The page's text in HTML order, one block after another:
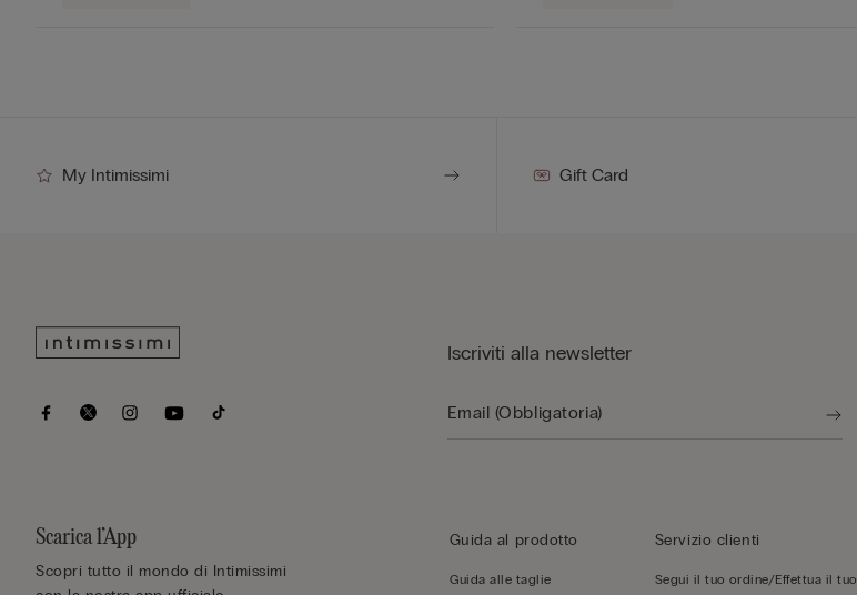
My Intimissimi Gift Card
Scarica l’App
Scopri tutto il mondo di Intimissimi
Iscriviti alla newsletter
Guida al prodotto
Guida alle taglie
Servizio clienti
Segui il tuo ordine/Effettua il tuo